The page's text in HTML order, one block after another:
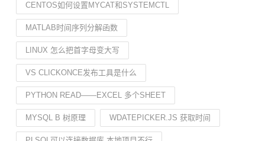
CENTOS如何设置MYCAT和SYSTEMCTL
MATLAB时间序列分解函数
LINUX 怎么把首字母变大写
VS CLICKONCE发布工具是什么
PYTHON READ——EXCEL 多个SHEET
MYSQL B 树原理 WDATEPICKER.JS 获取时间